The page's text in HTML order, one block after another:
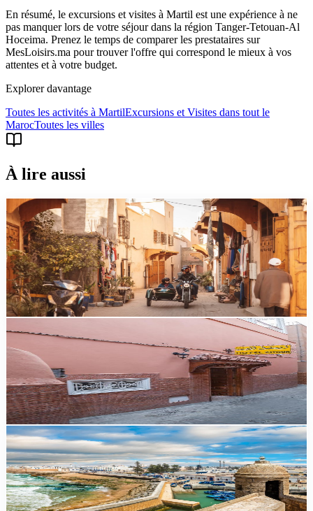
En résumé, le excursions et visites à Martil est une expérience à ne
pas manquer lors de votre séjour dans la région Tanger-Tetouan-Al
Hoceima. Prenez le temps de comparer les prestataires sur
MesLoisirs.ma pour trouver l'offre qui correspond le mieux à vos
attentes et à votre budget.
Explorer davantage
Toutes les activités à MartilExcursions et Visites dans tout le
MarocToutes les villes
À lire aussi
Guides
Marrakech : l'excursion en sidecar vintage, une
signature inédite
Decouvrir Marrakech en sidecar vintage : medina, lieux secrets,
street art, itineraires sur mesure pour familles et slow travelers.
Duree, tarifs et conseils pratiques.
Excursion Atlas ou désert depuis Marrakech : que
choisir ?
Excursion Atlas ou désert depuis Marrakech : comparatif durée,
prix, paysages, niveau d'effort. Notre verdict pour choisir.
guide
Excursion à Essaouira depuis Marrakech : le guide
d'une journée
Itinéraire heure par heure, prix en MAD, transport, conseils : tout